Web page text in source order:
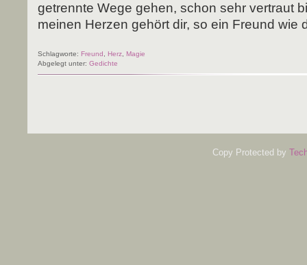
getrenn­te Wege gehen, schon sehr ver­traut
mei­nen Her­zen gehört dir, so ein Freund wie
Schlagworte: Freund Herz Magie
Abgelegt unter: Gedichte
Copy Protected by